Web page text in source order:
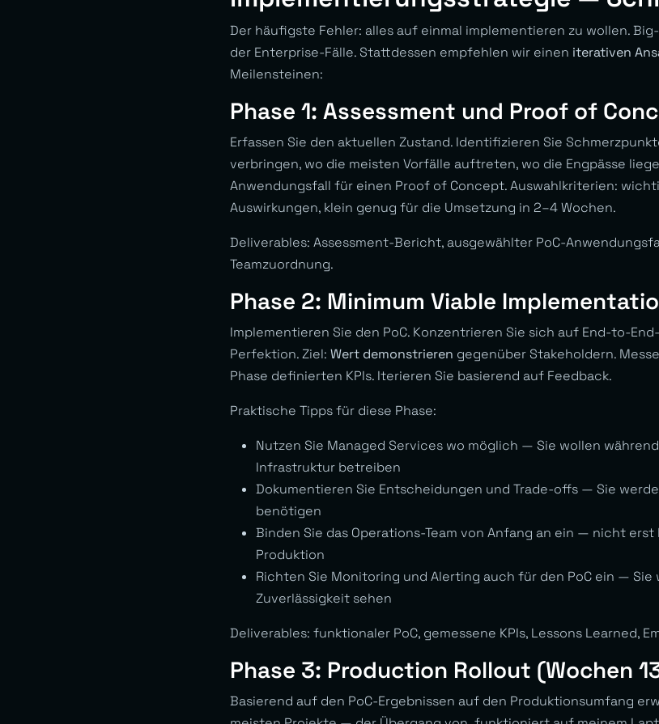
Der häufigste Fehler: alles auf einmal implementieren zu wollen.
der Enterprise-Fälle. Stattdessen empfehlen wir einen iterativen
Meilensteinen:
Phase 1: Assessment und Proof of
Erfassen Sie den aktuellen Zustand. Identifizieren Sie
verbringen, wo die meisten Vorfälle auftreten, wo die Engpässe
Anwendungsfall für einen Proof of Concept. Auswahlkriterien:
Auswirkungen, klein genug für die Umsetzung in 2–4 Wochen.
Deliverables: Assessment-Bericht, ausgewählter PoC-
Teamzuordnung.
Phase 2: Minimum Viable
Implementieren Sie den PoC. Konzentrieren Sie sich auf End-to-
Perfektion. Ziel: Wert demonstrieren gegenüber Stakeholdern.
Phase definierten KPIs. Iterieren Sie basierend auf Feedback.
Praktische Tipps für diese Phase:
Nutzen Sie Managed Services wo möglich — Sie wollen
Infrastruktur betreiben
Dokumentieren Sie Entscheidungen und Trade-offs — Sie
benötigen
Binden Sie das Operations-Team von Anfang an ein — nicht erst
Produktion
Richten Sie Monitoring und Alerting auch für den PoC ein —
Zuverlässigkeit sehen
Deliverables: funktionaler PoC, gemessene KPIs, Lessons Learned,
Phase 3: Production Rollout (Wochen
Basierend auf den PoC-Ergebnissen auf den Produktionsumfang